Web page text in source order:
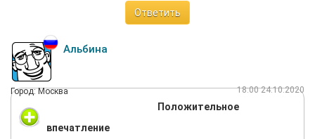
телефон - он не знает, но точно не позднее чем через 2
Косяк ли это сайта? не думаю, уверен что процессы
настроены должным образом и остаток товаров выводится
с учетом резервов. Думаю что из-за повышенного спроса
консультанты закупают их себе , т.к. на авито полно
устройств с наценкой в 5-6 тысяч от официальной.
Магазин нарушил свою же оферту.
Ответить
Альбина
Город: Москва 18:00 24.10.2020
Положительное
впечатление